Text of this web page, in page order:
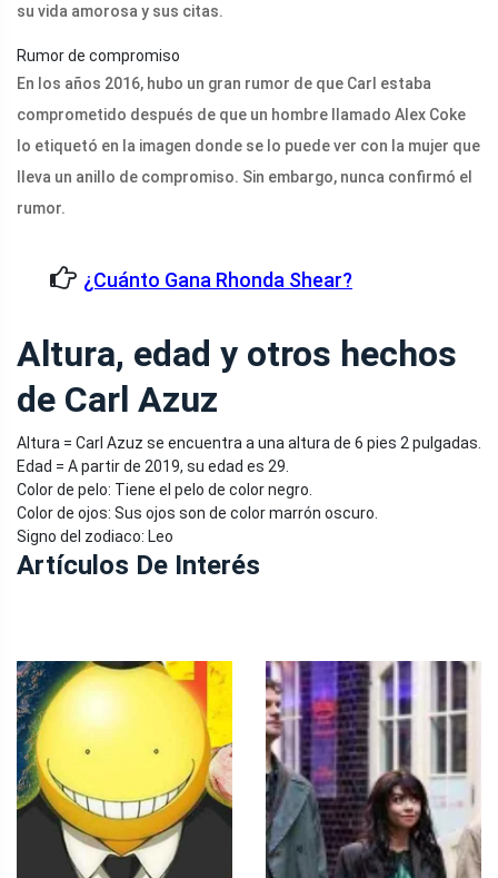
su vida amorosa y sus citas.
Rumor de compromiso
En los años 2016, hubo un gran rumor de que Carl estaba
comprometido después de que un hombre llamado Alex Coke
lo etiquetó en la imagen donde se lo puede ver con la mujer que
lleva un anillo de compromiso. Sin embargo, nunca confirmó el
rumor.
¿Cuánto Gana Rhonda Shear?
Altura, edad y otros hechos
de Carl Azuz
Altura = Carl Azuz se encuentra a una altura de 6 pies 2 pulgadas.
Edad = A partir de 2019, su edad es 29.
Color de pelo: Tiene el pelo de color negro.
Color de ojos: Sus ojos son de color marrón oscuro.
Signo del zodiaco: Leo
Artículos De Interés